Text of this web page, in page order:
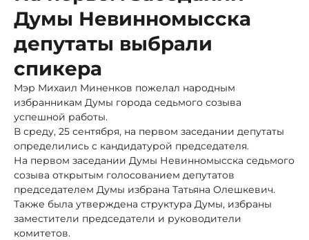
Думы Невинномысска
депутаты выбрали
спикера
Мэр Михаил Миненков пожелал народным
избранникам Думы города седьмого созыва
успешной работы.
В среду, 25 сентября, на первом заседании депутаты
определились с кандидатурой председателя.
На первом заседании Думы Невинномысска седьмого
созыва открытым голосованием депутатов
председателем Думы избрана Татьяна Олешкевич.
Также была утверждена структура Думы, избраны
заместители председатели и руководители
комитетов.